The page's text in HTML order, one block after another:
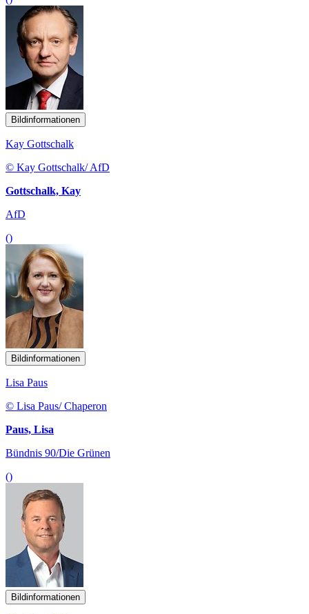
Bildinformationen
Kay Gottschalk
© Kay Gottschalk/ AfD
Gottschalk, Kay
AfD
()
Bildinformationen
Lisa Paus
© Lisa Paus/ Chaperon
Paus, Lisa
Bündnis 90/Die Grünen
()
Bildinformationen